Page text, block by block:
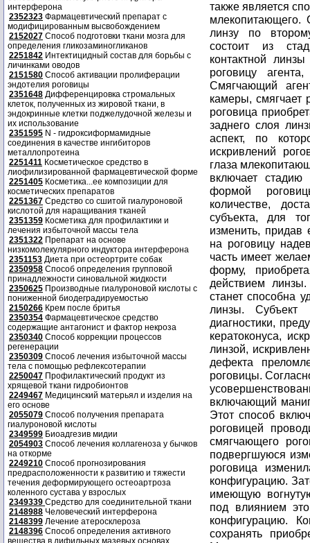
интерферона
2352323 Фармацевтический препарат с
модифицированным высвобождением
2152027 Способ подготовки ткани мозга для
определения гликозаминогликанов
2251842 Интектицидный состав для борьбы с
личинками оводов
2151580 Способ активации пролиферации
эндотелия роговицы
2351648 Дифференцировка стромальных
клеток, полученных из жировой ткани, в
эндокринные клетки поджелудочной железы и
их использование
2351595 N - гидроксиформамидные
соединения в качестве ингибиторов
металлопротеина
2251411 Косметическое средство в
лиофилизированной фармацевтической форме
2251405 Косметика...ее композиции для
косметических препаратов
2251367 Средство со сшитой гиалуроновой
кислотой для наращивания тканей
2351359 Косметика для профилактики и
лечения избыточной массы тела
2351322 Препарат на основе
низкомолекулярного индуктора интерферона
2351153 Диета при остеортрите собак
2350958 Способ определения групповой
принадлежности синовальной жидкости
2350625 Производные гиалуроновой кислоты с
пониженной биодеградируемостью
2150266 Крем после бритья
2350354 Фармацевтическое средство
содержащие антагонист и фактор некроза
2350340 Способ коррекции процессов
регенерации
2350309 Способ лечения избыточной массы
тела с помощью рефлексотерапии
2250047 Профилактический продукт из
хрящевой ткани гидробионтов
2249467 Медицинский матерьял и изделия на
его основе
2055079 Способ получения препарата
гиалуроновой кислоты
2349599 Биоадгезив мидии
2054903 Способ лечения коллагеноза у бычков
на откорме
2249210 Способ прогнозирования
предрасположенности к развитию и тяжести
течения деформирующего остеоартроза
коленного сустава у взрослых
2349339 Средство для соединительной ткани
2148988 Человеческий интерферона
2148399 Лечение атеросклероза
2148396 Способ определения активного
вещества в дифильных мазевых основах
также является
млекопитающего.
линзу по
состоит из
контактной
роговицу
Смягчающий
камеры, смягчает
роговица
заднего слоя
аспект, по
искривлений
глаза
включает стадию
формой
количестве,
субъекта, для
изменить,
на роговицу
часть имеет
форму,
действием
станет способна
линзы. Субъект
диагностики,
кератоконуса,
линзой,
дефекта
роговицы.
включающий
Этот способ
роговицей
смягчающего
подвергшуюся
роговица
конфигурацию.
имеющую
под влиянием
конфигурацию.
сохранять